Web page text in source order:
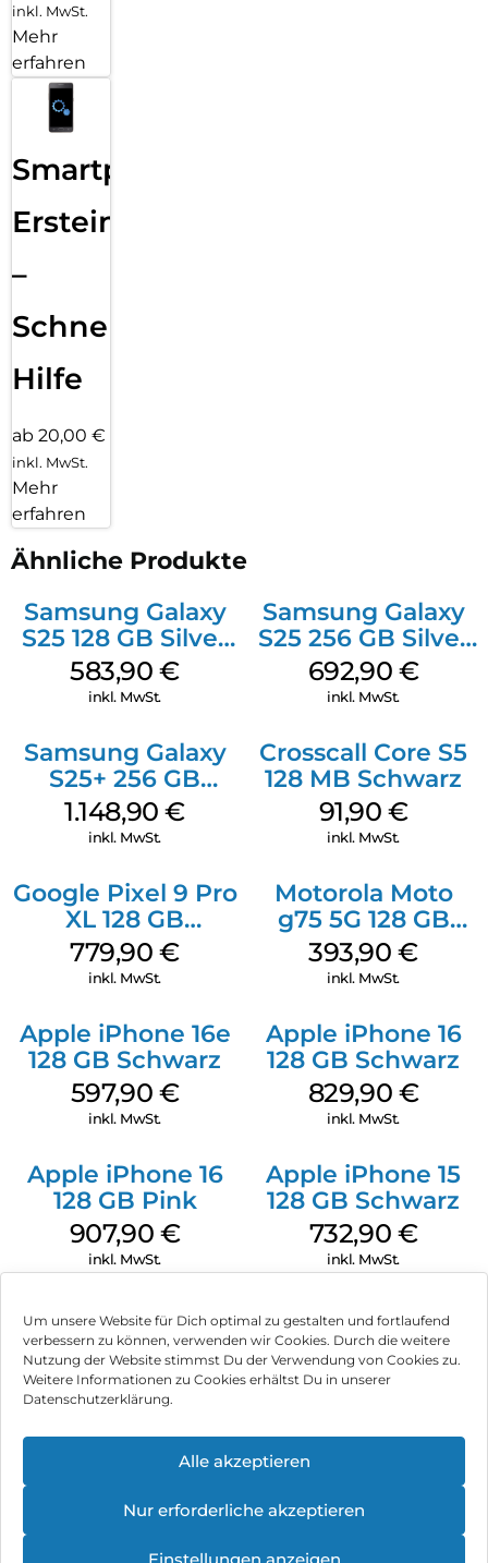
Um unsere Website für Dich optimal zu gestalten und fortlaufend
verbessern zu können, verwenden wir Cookies. Durch die weitere
Nutzung der Website stimmst Du der Verwendung von Cookies zu.
Weitere Informationen zu Cookies erhältst Du in unserer
Datenschutzerklärung.
Alle akzeptieren
Nur erforderliche akzeptieren
Einstellungen anzeigen
inkl. MwSt.
Mehr
erfahren
Smartphone
Ersteinrichtung
–
Schnelle
Hilfe
ab 20,00 €
inkl. MwSt.
Mehr
erfahren
Ähnliche Produkte
Samsung Galaxy
S25 128 GB Silver
Shadow
583,90€
inkl. MwSt.
Samsung Galaxy
S25 256 GB Silver
Shadow
692,90 €
inkl. MwSt.
Samsung Galaxy
S25+ 256 GB
Icyblue
1.148,90€
inkl. MwSt.
Crosscall Core S5
128 MB Schwarz
91,90 €
inkl. MwSt.
Google Pixel 9 Pro
XL 128 GB
Obsidian
779,90€
inkl. MwSt.
Motorola Moto
g75 5G 128 GB
Charcoal Gray
393,90€
inkl. MwSt.
Apple iPhone 16e
128 GB Schwarz
597,90 €
inkl. MwSt.
Apple iPhone 16
128 GB Schwarz
829,90 €
inkl. MwSt.
Apple iPhone 16
128 GB Pink
907,90 €
inkl. MwSt.
Apple iPhone 15
128 GB Schwarz
732,90 €
inkl. MwSt.
Impressum
Hinweis zur Batterieentsorgung
Können wir Dir behilflich sein?